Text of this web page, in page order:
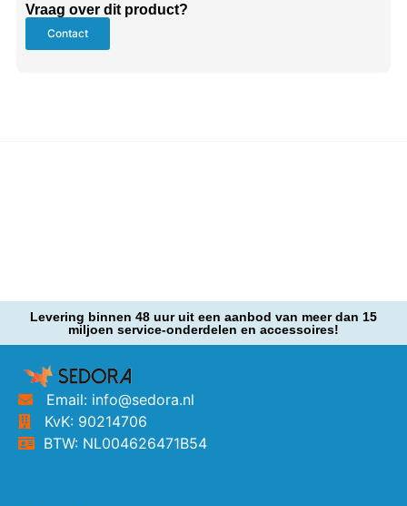
Vraag over dit product?
Contact
Levering binnen 48 uur uit een aanbod van meer dan 15
miljoen service-onderdelen en accessoires!
Email: info@sedora.nl
KvK: 90214706
BTW: NL004626471B54